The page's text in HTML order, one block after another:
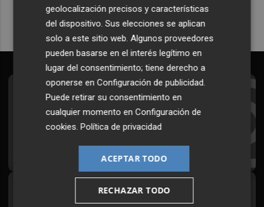
Suscríbete al Boletín
Todos los días a primera hora en tu email
¡Quiero suscribirme!
Síguenos en redes
geolocalización precisos y características
del dispositivo. Sus elecciones se aplican
solo a este sitio web. Algunos proveedores
pueden basarse en el interés legítimo en
lugar del consentimiento; tiene derecho a
oponerse enConfiguración de publicidad.
Puede retirar su consentimiento en
cualquier momento enConfiguración de
cookies.Política de privacidad
ACEPTAR TODO
RECHAZAR TODO